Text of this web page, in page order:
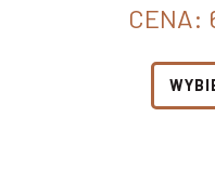
CENA: